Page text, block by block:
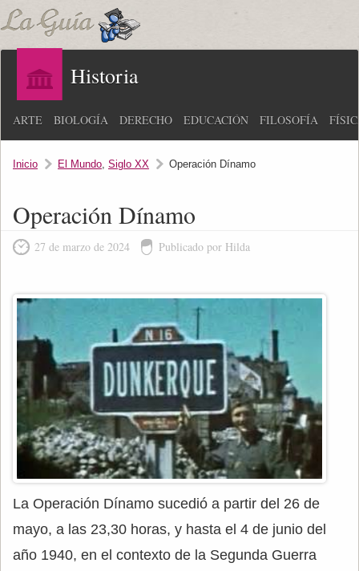
Historia
ARTE BIOLOGÍA DERECHO EDUCACIÓN FILOSOFÍA
Inicio El Mundo, Siglo XX Operación Dínamo
Operación Dínamo
27 de marzo de 2024 Publicado por Hilda
La Operación Dínamo sucedió a partir del 26 de
mayo, a las 23,30 horas, y hasta el 4 de junio del
año 1940, en el contexto de la Segunda Guerra